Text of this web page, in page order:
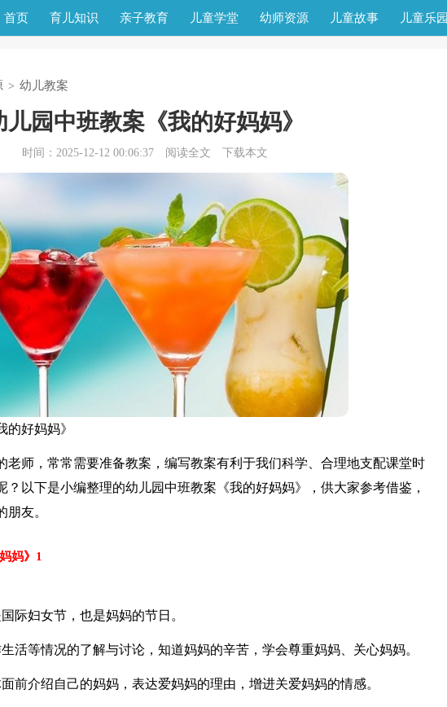
首页 育儿知识 亲子教育 儿童学堂 幼师资源 儿童故事 儿童乐园
> 幼儿教案
儿园中班教案《我的好妈妈》
时间：2025-12-12 00:06:37 阅读全文 下载本文
的好妈妈》
老师，常常需要准备教案，编写教案有利于我们科学、合理地支配课堂时
？以下是小编整理的幼儿园中班教案《我的好妈妈》，供大家参考借鉴，
友。
妈》1
际妇女节，也是妈妈的节日。
活等情况的了解与讨论，知道妈妈的辛苦，学会尊重妈妈、关心妈妈。
前介绍自己的妈妈，表达爱妈妈的理由，增进关爱妈妈的情感。